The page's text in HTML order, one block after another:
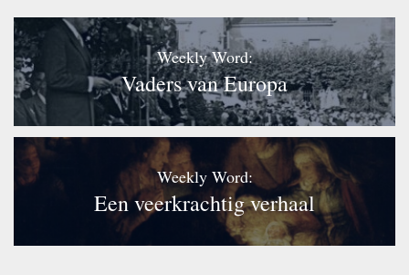
Weekly Word:
Vaders van Europa
Weekly Word:
Een veerkrachtig verhaal